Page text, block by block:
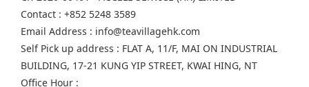
Contact : +852 5248 3589
Email Address : info@teavillagehk.com
Self Pick up address : FLAT A, 11/F, MAI ON INDUSTRIAL
BUILDING, 17-21 KUNG YIP STREET, KWAI HING, NT
Office Hour :